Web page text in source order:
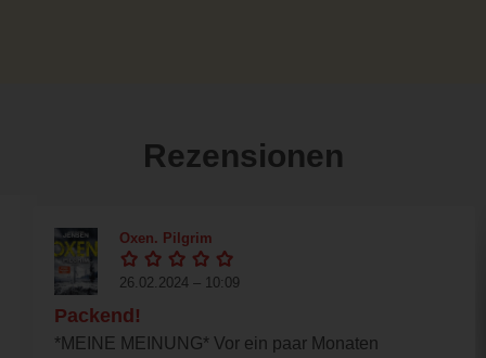
Rezensionen
Oxen. Pilgrim
26.02.2024 – 10:09
Packend!
*MEINE MEINUNG* Vor ein paar Monaten